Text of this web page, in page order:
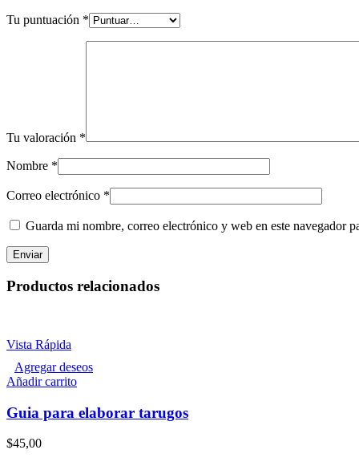
Tu puntuación *
Tu valoración *
Nombre *
Correo electrónico *
Guarda mi nombre, correo electrónico y web en este navegador
Productos relacionados
Vista Rápida
Agregar deseos
Añadir carrito
Guia para elaborar tarugos
$45,00